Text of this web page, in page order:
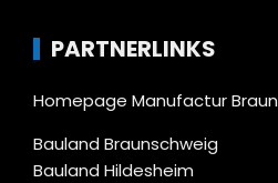
PARTNERLINKS
Homepage Manufactur
Bauland Braunschweig
Bauland Hildesheim